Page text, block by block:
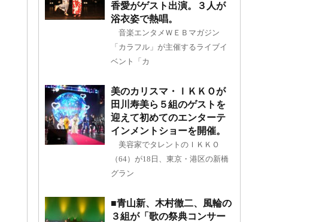
香愛がゲスト出演。３人が
浴衣姿で熱唱。
音楽エンタメＷＥＢマガジン
「カラフル」が主催するライブイ
ベント「カ
美のカリスマ・ＩＫＫＯが
田川寿美ら５組のゲストを
迎えて初めてのエンターテ
インメントショーを開催。
美容家でタレントのＩＫＫＯ
（64）が18日、東京・港区の新橋
グラン
■青山新、木村徹二、風輪の
３組が「歌の祭典コンサー